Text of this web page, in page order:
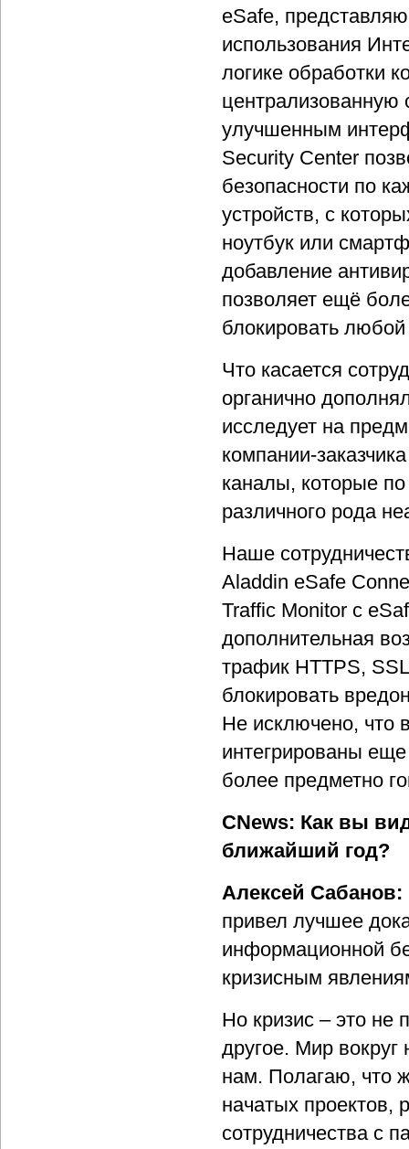
eSafe,
использования
логике обработки
централизованную
улучшенным
Security Center
безопасности по
устройств, с
ноутбук или
добавление
позволяет ещё
блокировать
Что касается
органично
исследует на
компании-
каналы, которые
различного рода
Наше
Aladdin eSafe
Traffic Monitor с
дополнительная
трафик HTTPS,
блокировать
Не исключено, что
интегрированы еще
более предметно
CNews: Как вы
ближайший год?
Алексей Сабанов:
привел лучшее
информационной
кризисным
Но кризис – это не
другое. Мир вокруг
нам. Полагаю, что
начатых проектов,
сотрудничества с